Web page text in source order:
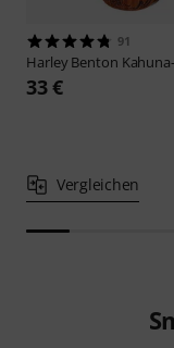
91
Harley Benton
33 €
Vergleichen